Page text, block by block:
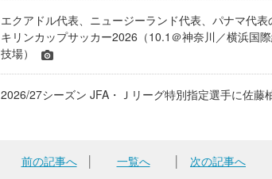
エクアドル代表、ニュージーランド代表、パナマ代
キリンカップサッカー2026（10.1＠神奈川／横浜国
技場）
2026/27シーズン JFA・Ｊリーグ特別指定選手に佐藤
前の記事へ│ 一覧へ 次の記事へ